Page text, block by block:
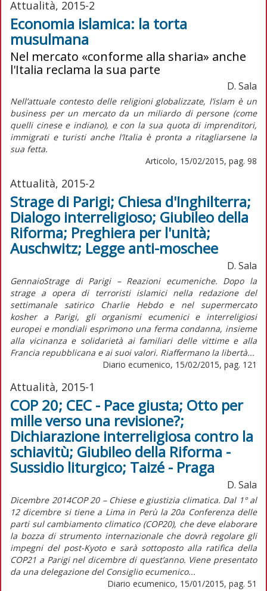
Attualità, 2015-2
Economia islamica: la torta
musulmana
Nel mercato «conforme alla sharia» anche
l'Italia reclama la sua parte
D. Sala
Nell’attuale contesto delle religioni globalizzate, l’islam è un
business per un mercato da un miliardo di persone (come
quelli cinese e indiano), e con la sua quota di imprenditori,
immigrati e turisti anche l’Italia è pronta a ritagliarsene la
sua fetta.
Articolo, 15/02/2015, pag. 98
Attualità, 2015-2
Strage di Parigi; Chiesa d'Inghilterra;
Dialogo interreligioso; Giubileo della
Riforma; Preghiera per l'unità;
Auschwitz; Legge anti-moschee
D. Sala
GennaioStrage di Parigi – Reazioni ecumeniche. Dopo la
strage a opera di terroristi islamici nella redazione del
settimanale satirico Charlie Hebdo e nel supermercato
kosher a Parigi, gli organismi ecumenici e interreligiosi
europei e mondiali esprimono una ferma condanna, insieme
alla vicinanza e solidarietà ai familiari delle vittime e alla
Francia repubblicana e ai suoi valori. Riaffermano la libertà...
Diario ecumenico, 15/02/2015, pag. 121
Attualità, 2015-1
COP 20; CEC - Pace giusta; Otto per
mille verso una revisione?;
Dichiarazione interreligiosa contro la
schiavitù; Giubileo della Riforma -
Sussidio liturgico; Taizé - Praga
D. Sala
Dicembre 2014COP 20 – Chiese e giustizia climatica. Dal 1° al
12 dicembre si tiene a Lima in Perù la 20a Conferenza delle
parti sul cambiamento climatico (COP20), che deve elaborare
la bozza di strumento internazionale che dovrà regolare gli
impegni del post-Kyoto e sarà sottoposto alla ratifica della
COP21 a Parigi nel dicembre di quest’anno. Viene presentato
da una delegazione del Consiglio ecumenico...
Diario ecumenico, 15/01/2015, pag. 51